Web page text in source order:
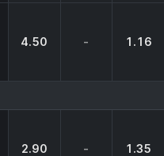
4.50 - 1.16
2.90 - 1.35